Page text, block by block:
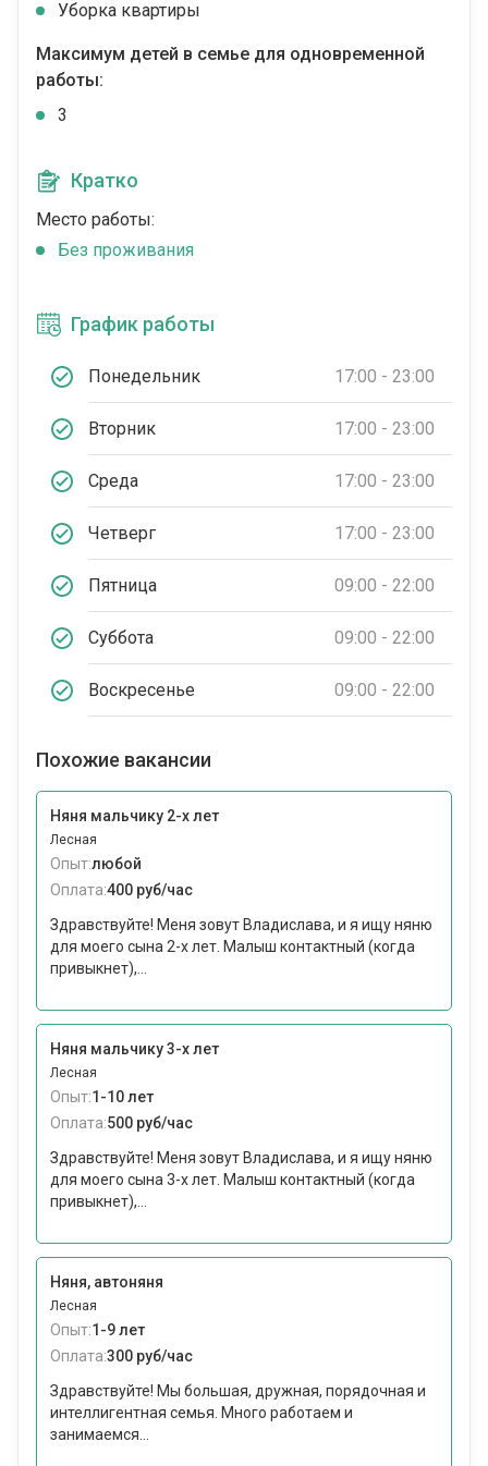
Уборка квартиры
Максимум детей в семье для одновременной
работы:
3
Кратко
Место работы:
Без проживания
График работы
Понедельник 17:00 - 23:00
Вторник 17:00 - 23:00
Среда 17:00 - 23:00
Четверг 17:00 - 23:00
Пятница 09:00 - 22:00
Суббота 09:00 - 22:00
Воскресенье 09:00 - 22:00
Похожие вакансии
Няня мальчику 2-х лет
Лесная
Опыт:любой
Оплата:400 руб/час
Здравствуйте! Меня зовут Владислава, и я ищу няню
для моего сына 2-х лет. Малыш контактный (когда
привыкнет),...
Няня мальчику 3-х лет
Лесная
Опыт:1-10 лет
Оплата:500 руб/час
Здравствуйте! Меня зовут Владислава, и я ищу няню
для моего сына 3-х лет. Малыш контактный (когда
привыкнет),...
Няня, автоняня
Лесная
Опыт:1-9 лет
Оплата:300 руб/час
Здравствуйте! Мы большая, дружная, порядочная и
интеллигентная семья. Много работаем и
занимаемся...